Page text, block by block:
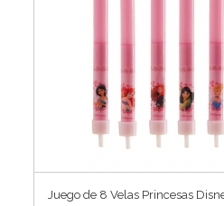
Juego de 8 Velas Princesas